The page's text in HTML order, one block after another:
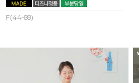
F(44-88)